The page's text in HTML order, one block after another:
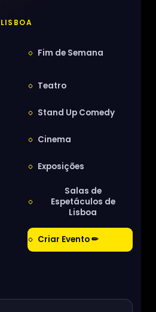
Fim de Semana
Teatro
Stand Up Comedy
Cinema
Exposições
Salas de
Espetáculos de
Lisboa
Criar Evento ✏